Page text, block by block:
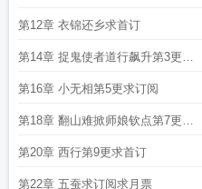
形今天24点上架求首订
第12章 衣锦还乡求首订
第14章 捉鬼使者道行飙升第3更求
首订
第16章 小无相第5更求订阅
第18章 翻山难掀师娘钦点第7更求
首订
第20章 西行第9更求首订
第22章 五蚕求订阅求月票